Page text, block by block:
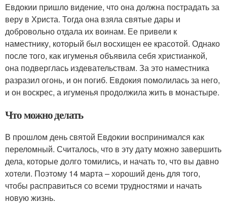
Евдокии пришло видение, что она должна пострадать за
веру в Христа. Тогда она взяла святые дары и
добровольно отдала их воинам. Ее привели к
наместнику, который был восхищен ее красотой. Однако
после того, как игуменья объявила себя христианкой,
она подверглась издевательствам. За это наместника
разразил огонь, и он погиб. Евдокия помолилась за него,
и он воскрес, а игуменья продолжила жить в монастыре.
Что можно делать
В прошлом день святой Евдокии воспринимался как
переломный. Считалось, что в эту дату можно завершить
дела, которые долго томились, и начать то, что вы давно
хотели. Поэтому 14 марта – хороший день для того,
чтобы расправиться со всеми трудностями и начать
новую жизнь.